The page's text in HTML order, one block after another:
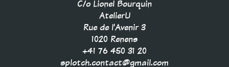
C/o Lionel Bourquin
AtelierU
Rue de l'Avenir 3
1020 Renens
+41 76 450 31 20
splotch.contact@gmail.com